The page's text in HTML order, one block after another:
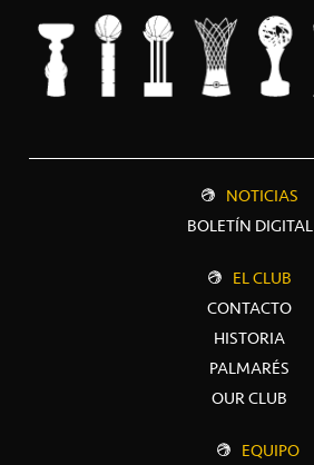
NOTICIAS
BOLETÍN DIGITAL
EL CLUB
CONTACTO
HISTORIA
PALMARÉS
OUR CLUB
EQUIPO